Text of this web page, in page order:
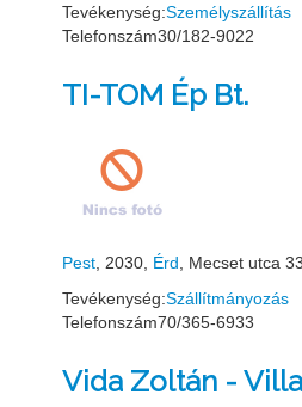
Tevékenység:Személyszállítás
Telefonszám30/182-9022
TI-TOM Ép Bt.
Pest, 2030, Érd, Mecset utca
Tevékenység:Szállítmányozás
Telefonszám70/365-6933
Vida Zoltán -